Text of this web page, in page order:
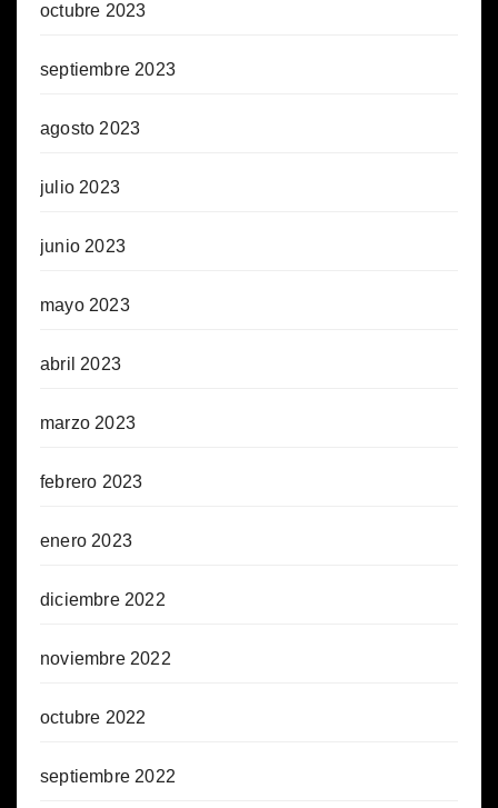
octubre 2023
septiembre 2023
agosto 2023
julio 2023
junio 2023
mayo 2023
abril 2023
marzo 2023
febrero 2023
enero 2023
diciembre 2022
noviembre 2022
octubre 2022
septiembre 2022